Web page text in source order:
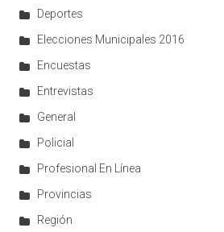
Deportes
Elecciones Municipales 2016
Encuestas
Entrevistas
General
Policial
Profesional En Línea
Provincias
Región